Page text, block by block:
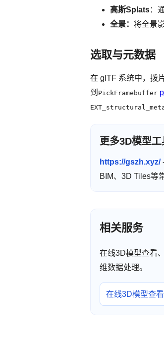
高斯Splats：
全景： 将全景
选取与元数据
在 glTF 系统中，拨
到 PickFramebuffer
更多3D模型
https://gszh.xyz/
BIM、3D Tiles等
相关服务
在线3D模型查看
维数据处理。
在线3D模型查看